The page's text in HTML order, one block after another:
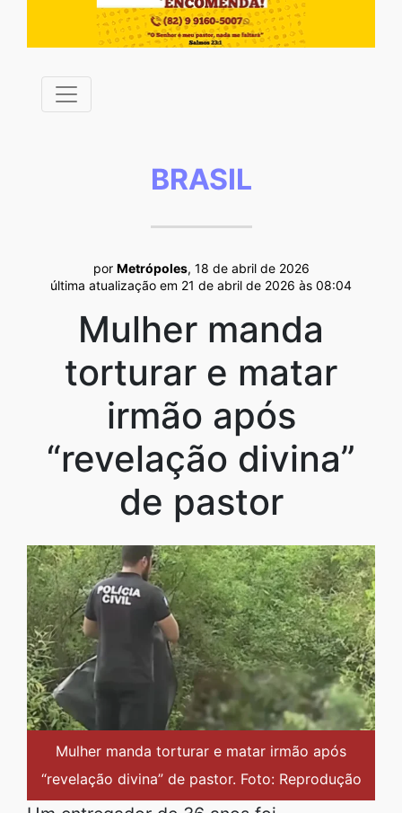
BRASIL
por Metrópoles, 18 de abril de 2026
última atualização em 21 de abril de 2026 às 08:04
Mulher manda
torturar e matar
irmão após
“revelação divina”
de pastor
Mulher manda torturar e matar irmão após
“revelação divina” de pastor. Foto: Reprodução